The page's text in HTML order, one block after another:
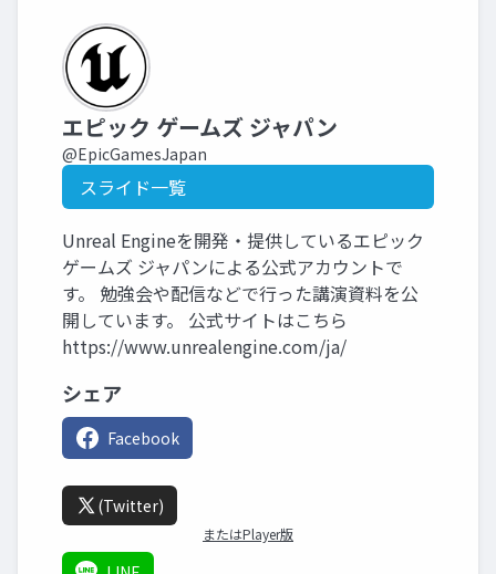
エピック ゲームズ ジャパン
@EpicGamesJapan
スライド一覧
Unreal Engineを開発・提供しているエピック
ゲームズ ジャパンによる公式アカウントで
す。 勉強会や配信などで行った講演資料を公
開しています。 公式サイトはこちら
https://www.unrealengine.com/ja/
シェア
Facebook
(Twitter)
またはPlayer版